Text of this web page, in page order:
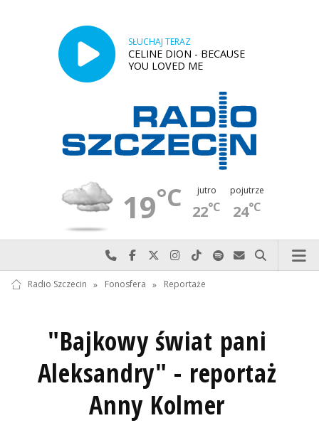
SŁUCHAJ TERAZ
CELINE DION - BECAUSE
YOU LOVED ME
19°C jutro
22°C
pojutrze
24°C
Najlepiej po prostu do nas zadzwoń
Odwiedź nas na Facebook-u
Odwiedź nas na X
Odwiedź nas na Instagram-ie
Odwiedź nas na TikTok-u
Szukaj nas na Spotify
Wyślij do nas
Szukaj
Radio Szczecin » Fonosfera » Reportaże
"Bajkowy świat pani
Aleksandry" - reportaż
Anny Kolmer